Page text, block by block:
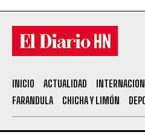
INICIO ACTUALIDAD
FARANDULA
CHICHA Y LIMÓN